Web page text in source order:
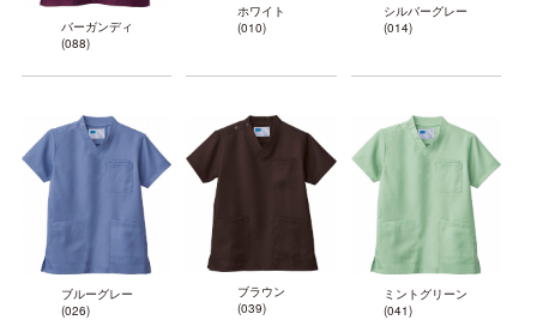
バーガンディ
(088)
ホワイト
(010)
シルバーグレー
(014)
ブルーグレー
(026)
ブラウン
(039)
ミントグリーン
(041)